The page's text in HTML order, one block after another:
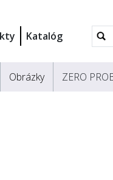
Katalóg
Obrázky ZERO